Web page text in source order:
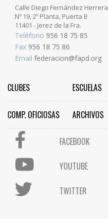
Calle Diego Fernández Herrera
Nº 19, 2º Planta, Puerta B
11401 - Jerez de la Fra.
Teléfono 956 18 75 85
Fax 956 18 75 86
Email federacion@fapd.org
CLUBES ESCUELAS
COMP. OFICIOSAS ARCHIVOS
FACEBOOK
YOUTUBE
TWITTER